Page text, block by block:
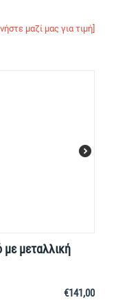
μαζί μας για τιμή]
με μεταλλική
€141,00